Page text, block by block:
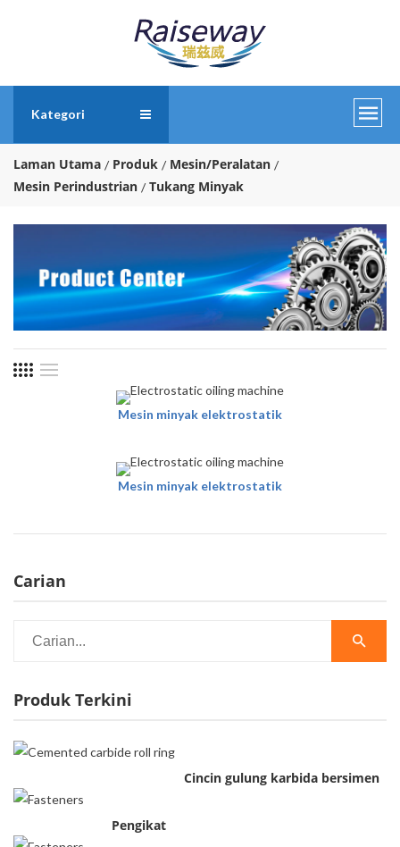
Kategori
Laman Utama Produk
Mesin/Peralatan
Mesin Perindustrian
Tukang Minyak
Carian
Produk Terkini
Cincin gulung karbida bersimen
Pengikat
Mesin minyak elektrostatik
Mesin minyak elektrostatik